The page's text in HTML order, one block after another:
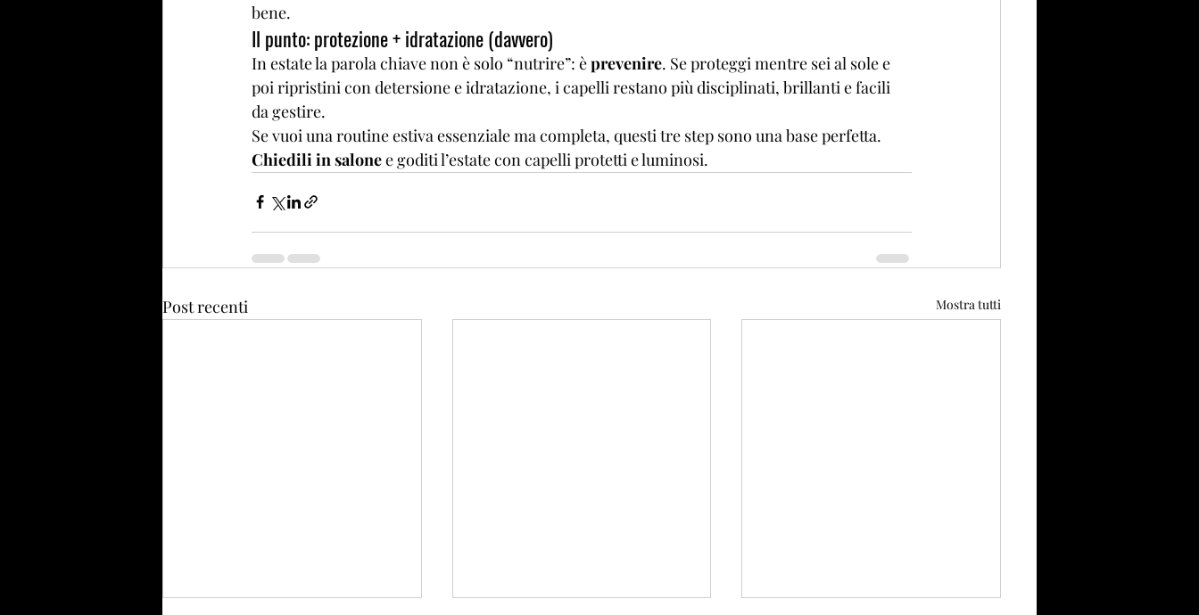
bene.
Il punto: protezione + idratazione (davvero)
In estate la parola chiave non è solo “nutrire”: è prevenire. Se proteggi mentre sei al sole e
poi ripristini con detersione e idratazione, i capelli restano più disciplinati, brillanti e facili
da gestire.
Se vuoi una routine estiva essenziale ma completa, questi tre step sono una base perfetta.
Chiedili in salone e goditi l’estate con capelli protetti e luminosi.
Post recenti Mostra tutti